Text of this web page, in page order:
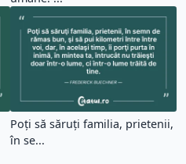
Poţi să săruţi familia, prietenii,
în se...